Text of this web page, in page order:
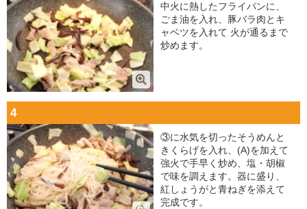
中火に熱したフライパンに、
ごま油を入れ、豚バラ肉とキ
ャベツを入れて 火が通るまで
炒めます。
4
③に水気を切ったそうめんと
きくらげを入れ、(A)を加えて
強火で手早く炒め、塩・胡椒
で味を調えます。器に盛り、
紅しょうがと青ねぎを添えて
完成です。